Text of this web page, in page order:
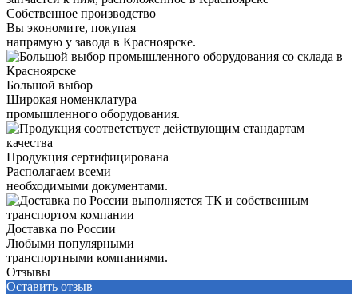
Собственное производство
Вы экономите, покупая
напрямую у завода в Красноярске.
Большой выбор
Широкая номенклатура
промышленного оборудования.
Продукция сертифицирована
Располагаем всеми
необходимыми документами.
Доставка по России
Любыми популярными
транспортными компаниями.
Отзывы
Оставить отзыв